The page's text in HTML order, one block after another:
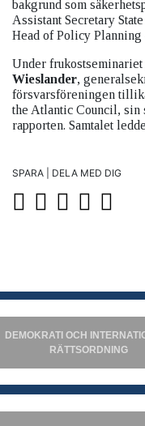
bakgrund som
Assistant Secretary
Head of Policy Planning
Under frukostseminariet
Wieslander,
försvarsföreningen
the Atlantic Council, sin
rapporten. Samtalet
SPARA | DELA MED DIG
DEMOKRATI OCH
RÄTTSORDNING